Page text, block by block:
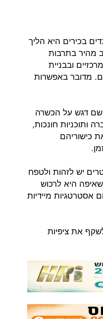
בכירים היא הליך
מהיר בתרבות
ובבניית
מדובר באפשרות
שם דגש על הכשרה
ותוכניות חונכות,
כישוריהם
יש לזהות ולטפח
היא לרכוש
אסטרטגיות מיידיות
את ציפיות